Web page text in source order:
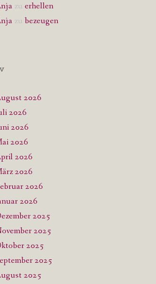
zu erhellen
zu bezeugen
2026
2026
2026
2026
2026
2026
2026
2026
2025
2025
2025
2025
2025